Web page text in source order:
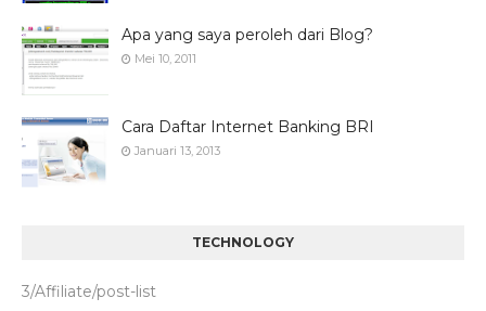
Apa yang saya peroleh dari Blog?
Mei 10, 2011
Cara Daftar Internet Banking BRI
Januari 13, 2013
TECHNOLOGY
3/Affiliate/post-list